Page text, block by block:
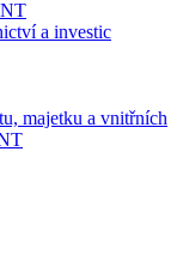
a investic
majetku a vnitřních